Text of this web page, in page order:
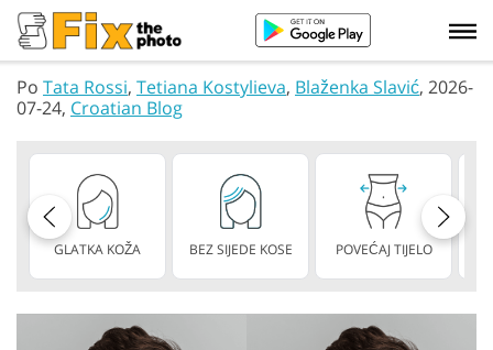
Po Tata Rossi, Tetiana Kostylieva, Blaženka Slavić, 2026-
07-24, Croatian Blog
GLATKA KOŽA BEZ SIJEDE KOSE POVEĆAJ TIJELO